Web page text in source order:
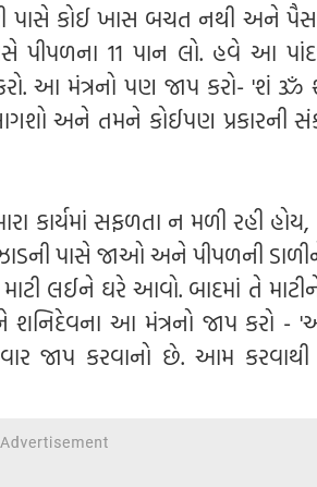
પાસે કોઈ ખાસ બચત નથી અને
11 પાન લો. હવે આ
આ મંત્રનો પણ જાપ કરો- 'શં
અને તમને કોઈપણ પ્રકારની
કાર્યમાં સફળતા ન મળી રહી
પાસે જાઓ અને પીપળની
લઈને ઘરે આવો. બાદમાં તે
શનિદેવના આ મંત્રનો જાપ કરો -
જાપ કરવાનો છે. આમ કરવાથી